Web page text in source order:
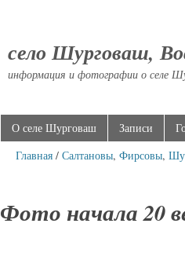
село Шурговаш,
информация и фотографии о селе
О селе Шурговаш Записи
Главная / Салтановы, Фирсовы,
Фото начала 20